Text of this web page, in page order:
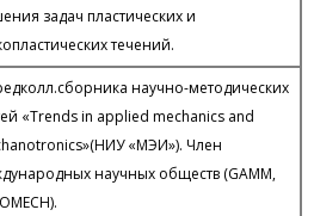
задач пластических и
течений.
научно-методических
«Trends in applied mechanics and
«МЭИ»). Член
научных обществ (GAMM,